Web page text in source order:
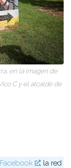
en la imagen de
C y el alcalde de
Facebook
, la red